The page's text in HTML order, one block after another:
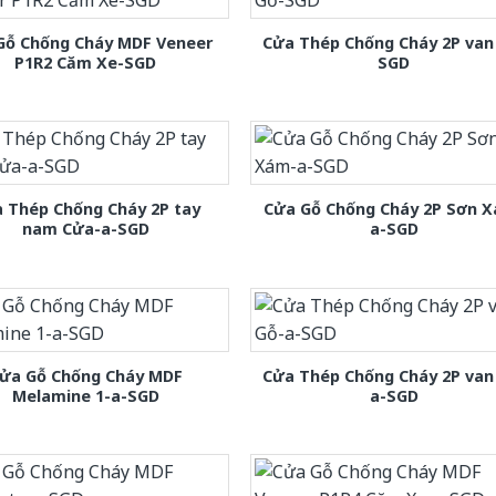
Chống Cháy MDF Veneer
P1R2 Căm Xe-SGD
Cửa Thép Chống Cháy 2P
SGD
Thép Chống Cháy 2P tay
nam Cửa-a-SGD
Cửa Gỗ Chống Cháy 2P Sơn
a-SGD
Gỗ Chống Cháy MDF
Melamine 1-a-SGD
Cửa Thép Chống Cháy 2P
a-SGD